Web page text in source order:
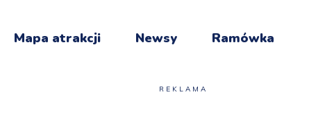
Mapa atrakcji Newsy Ramówka
REKLAMA